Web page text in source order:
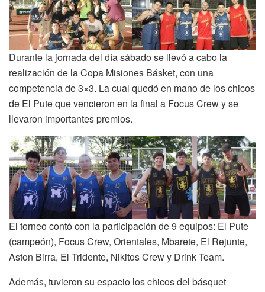
Durante la jornada del día sábado se llevó a cabo la
realización de la Copa Misiones Básket, con una
competencia de 3×3. La cual quedó en mano de los chicos
de El Pute que vencieron en la final a Focus Crew y se
llevaron importantes premios.
El torneo contó con la participación de 9 equipos: El Pute
(campeón), Focus Crew, Orientales, Mbarete, El Rejunte,
Aston Birra, El Tridente, Nikitos Crew y Drink Team.
Además, tuvieron su espacio los chicos del básquet